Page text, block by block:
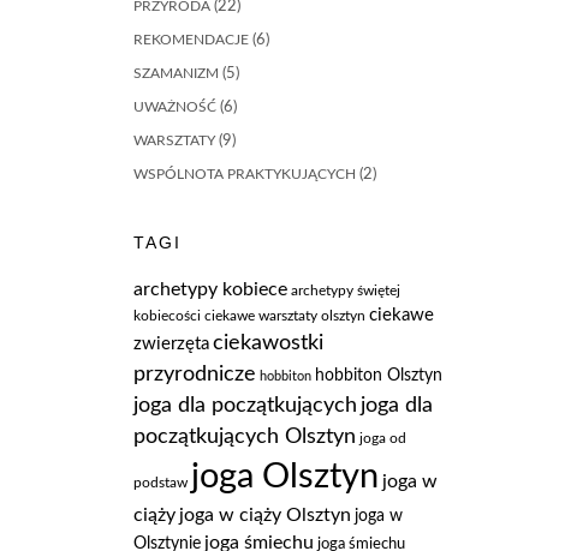
PRZYRODA(22)
REKOMENDACJE(6)
SZAMANIZM (5)
UWAŻNOŚĆ(6)
WARSZTATY(9)
WSPÓLNOTA PRAKTYKUJĄCYCH (2)
TAGI
archetypy kobiece archetypy świętej
kobiecości ciekawe warsztaty olsztyn ciekawe
zwierzęta ciekawostki
przyrodnicze hobbiton hobbiton Olsztyn
joga dla początkujących joga dla
początkujących Olsztyn joga od
podstaw joga Olsztyn joga w
ciąży joga w ciąży Olsztyn joga w
Olsztynie joga śmiechu joga śmiechu